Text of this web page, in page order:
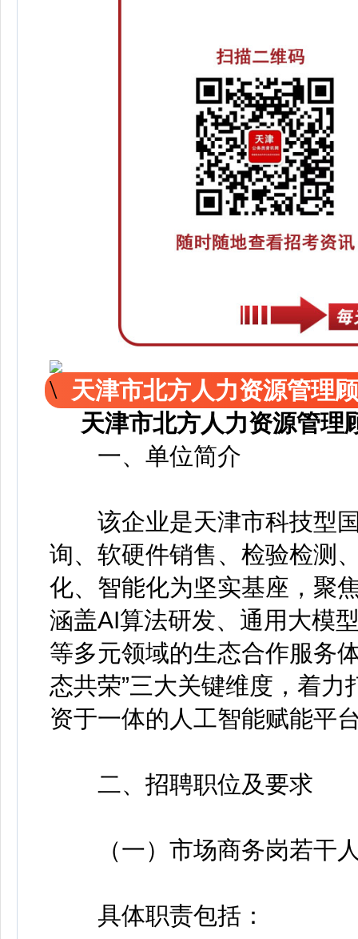
天津市北方人力资源管理
天津市北方人力资源管理
一、单位简介
该企业是天津市科技型国
询、软硬件销售、检验检测
化、智能化为坚实基座，聚
涵盖AI算法研发、通用大模
等多元领域的生态合作服务
态共荣”三大关键维度，着
资于一体的人工智能赋能平
二、招聘职位及要求
（一）市场商务岗若干
具体职责包括：